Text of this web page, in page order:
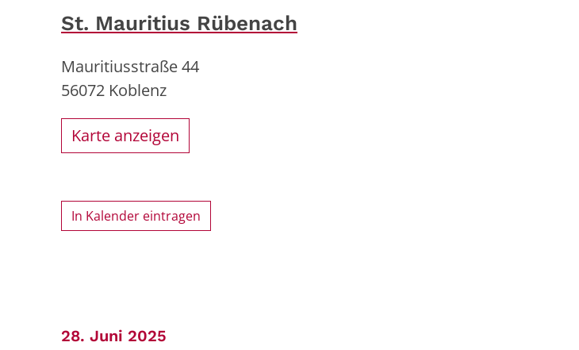
St. Mauritius Rübenach
Mauritiusstraße 44
56072 Koblenz
Karte anzeigen
In Kalender eintragen
28. Juni 2025